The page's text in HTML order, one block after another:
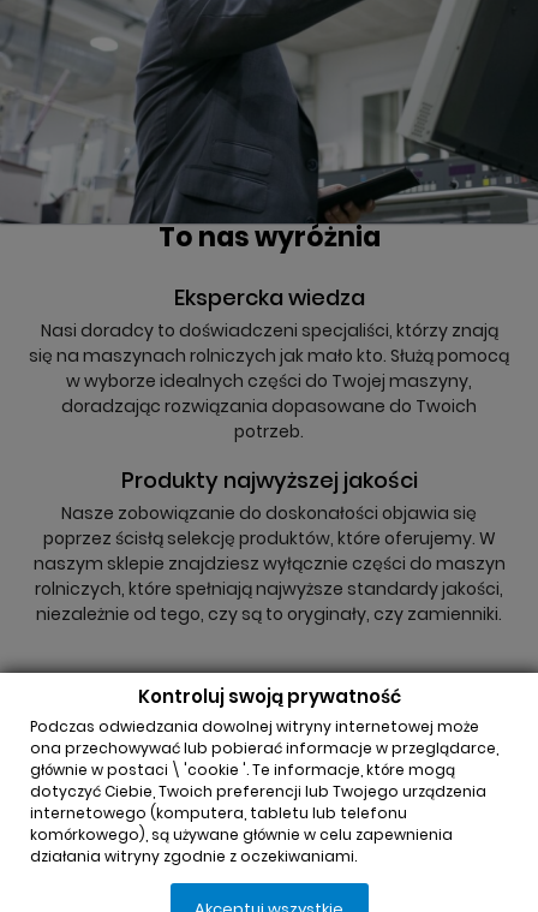
To nas wyróżnia
Ekspercka wiedza
Nasi doradcy to doświadczeni specjaliści, którzy znają
się na maszynach rolniczych jak mało kto. Służą pomocą
w wyborze idealnych części do Twojej maszyny,
doradzając rozwiązania dopasowane do Twoich
potrzeb.
Produkty najwyższej jakości
Nasze zobowiązanie do doskonałości objawia się
poprzez ścisłą selekcję produktów, które oferujemy. W
naszym sklepie znajdziesz wyłącznie części do maszyn
rolniczych, które spełniają najwyższe standardy jakości,
niezależnie od tego, czy są to oryginały, czy zamienniki.
INFORMACJA O SKLEPIE 
REGULAMINY
Kontroluj swoją prywatność
Podczas odwiedzania dowolnej witryny internetowej może
ona przechowywać lub pobierać informacje w przeglądarce,
głównie w postaci \ 'cookie '. Te informacje, które mogą
dotyczyć Ciebie, Twoich preferencji lub Twojego urządzenia
internetowego (komputera, tabletu lub telefonu
komórkowego), są używane głównie w celu zapewnienia
działania witryny zgodnie z oczekiwaniami.